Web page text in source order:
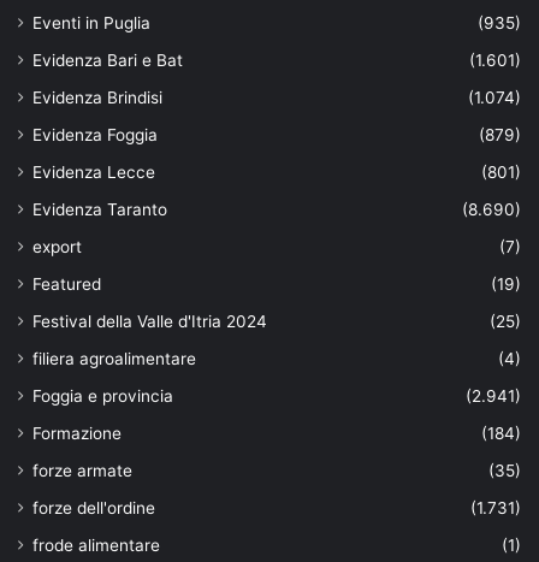
Eventi in Puglia
(935)
Evidenza Bari e Bat
(1.601)
Evidenza Brindisi
(1.074)
Evidenza Foggia
(879)
Evidenza Lecce
(801)
Evidenza Taranto
(8.690)
export
(7)
Featured
(19)
Festival della Valle d'Itria 2024
(25)
filiera agroalimentare
(4)
Foggia e provincia
(2.941)
Formazione
(184)
forze armate
(35)
forze dell'ordine
(1.731)
frode alimentare
(1)